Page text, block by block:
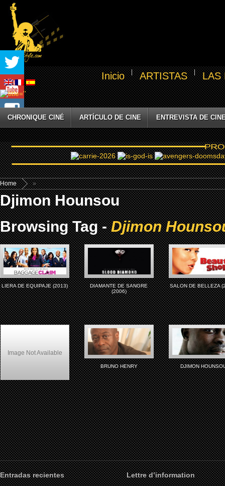
Inicio ARTISTAS LAS
CHRONIQUE CINÉ ARTÍCULO DE CINE ENTREVISTA DE
Home »
Djimon Hounsou
Browsing Tag -Djimon
LIERA DE EQUIPAJE (2013)
DIAMANTE DE SANGRE
(2006)
SALON DE BELLEZA
Image Not Available
ill Gotten Gains (1997)
BRUNO HENRY DJIMON
Entradas recientes Lettre d’information